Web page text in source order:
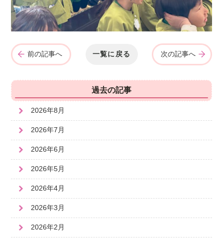
前の記事へ 一覧に戻る 次の記事へ
過去の記事
2026年8月
2026年7月
2026年6月
2026年5月
2026年4月
2026年3月
2026年2月